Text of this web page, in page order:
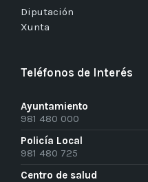
Diputación
Xunta
Teléfonos de Interés
Ayuntamiento
981 480 000
Policía Local
981 480 725
Centro de salud